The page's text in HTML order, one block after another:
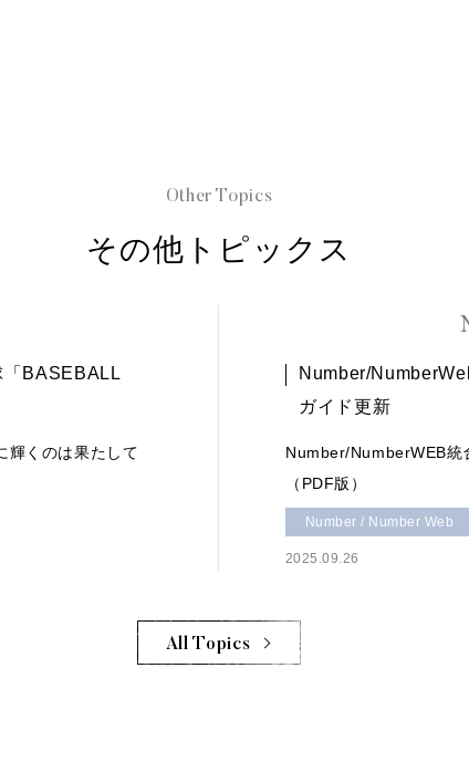
Other Topics
その他トピックス
「BASEBALL
輝くのは果たして
Number/
ガイド更新
Number/NumberWEB統
（PDF版）
Number / Number Web
2025.09.26
All Topics